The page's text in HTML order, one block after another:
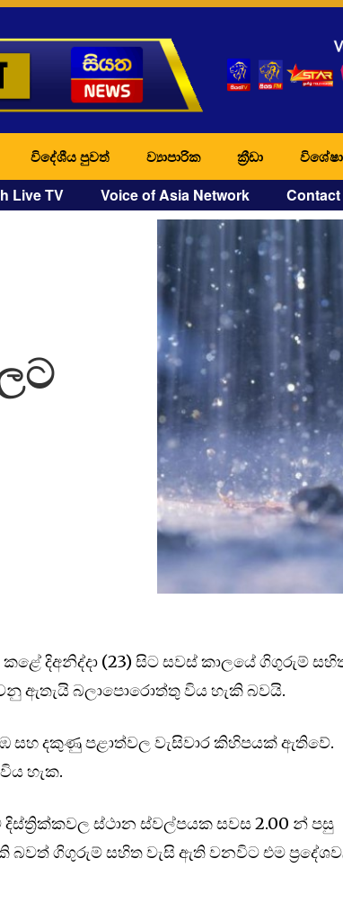
විදේශීය පුවත් ව්‍යාපාරික ක්‍රීඩා
Live TV Voice of Asia Network Contact
දිඅනිද්දා (23) සිට සවස් කාලයේ ගිගුරුම්
ඇතැයි බලාපොරොත්තු විය හැකි බවයි.
සහ දකුණු පළාත්වල වැසිවාර කිහිපයක් ඇතිවේ.
හැක.
ස්ථාන ස්වල්පයක සවස 2.00 න් පසු
බවත් ගිගුරුම් සහිත වැසි ඇති වනවිට එම